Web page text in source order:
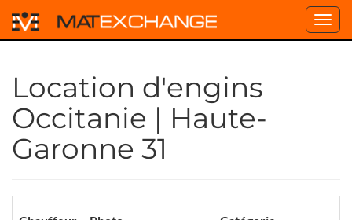
Location d'engins
Occitanie | Haute-
Garonne 31